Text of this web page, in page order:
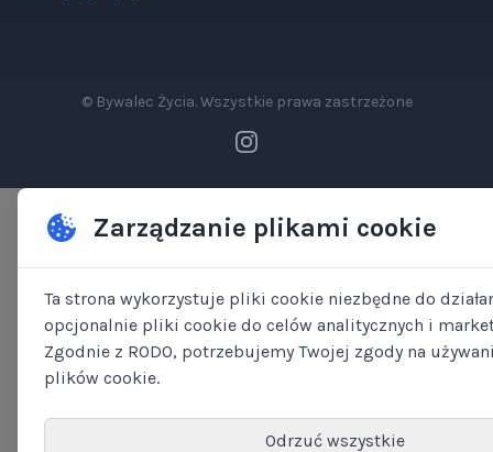
© Bywalec Życia. Wszystkie prawa zastrzeżone
Zarządzanie plikami cookie
Ta strona wykorzystuje pliki cookie niezbędne do
opcjonalnie pliki cookie do celów analitycznych i
Zgodnie z RODO, potrzebujemy Twojej zgody na
plików cookie.
Odrzuć wszystkie